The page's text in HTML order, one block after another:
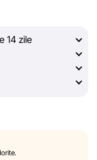
eforturi
obiective și
informații corecte și
mai bună decizie
Sportlandia
tehnice sau
14 zile